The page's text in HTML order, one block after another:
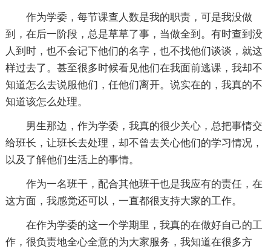
作为学委，每节课查人数是我的职责，可是我没做
到，在后一阶段，总是草草了事，当做全到。有时查到没
人到时，也不会记下他们的名字，也不找他们谈谈，就这
样过去了。甚至很多时候看见他们在我面前逃课，我却不
知道怎么去说服他们，任他们离开。说实在的，我真的不
知道该怎么处理。
男生那边，作为学委，我真的很少关心，总把事情交
给班长，让班长去处理，却不曾去关心他们的学习情况，
以及了解他们生活上的事情。
作为一名班干，配合其他班干也是我应有的责任，在
这方面，我感觉还可以，一直都很支持大家的工作。
在作为学委的这一个学期里，我真的在做好自己的工
作，很负责地全心全意的为大家服务，我知道在很多方